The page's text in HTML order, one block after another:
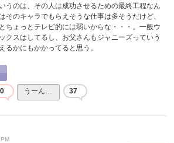
うのは、その人は成功させるための最終工程なん
そのキャラでもらえそうな仕事は多そうだけど、
ちょっとテレビ的には弱いからな・・・。一般ウ
クスはしてるし、お父さんもジャニーズっていう
るかにもかかってると思う。
うーん… 37